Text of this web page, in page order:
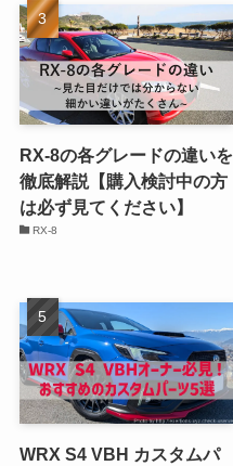
RX-8の各グレードの違いを
徹底解説【購入検討中の方
は必ず見てください】
RX-8
WRX S4 VBH カスタムパ